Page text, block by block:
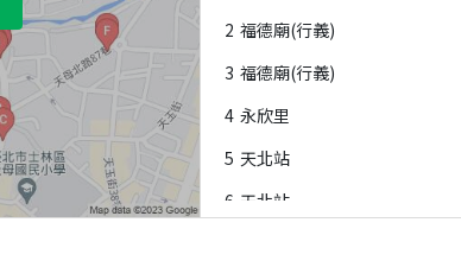
2 福德廟(行義)
3 福德廟(行義)
4 永欣里
5 天北站
6 天北站